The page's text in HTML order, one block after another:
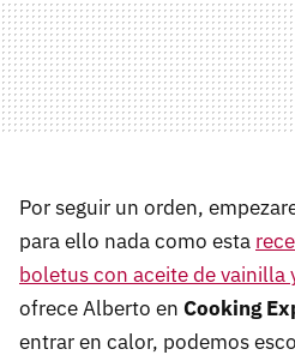
Por seguir un orden,
para ello nada como esta
boletus con aceite de vainilla
ofrece Alberto en Cooking
entrar en calor, podemos